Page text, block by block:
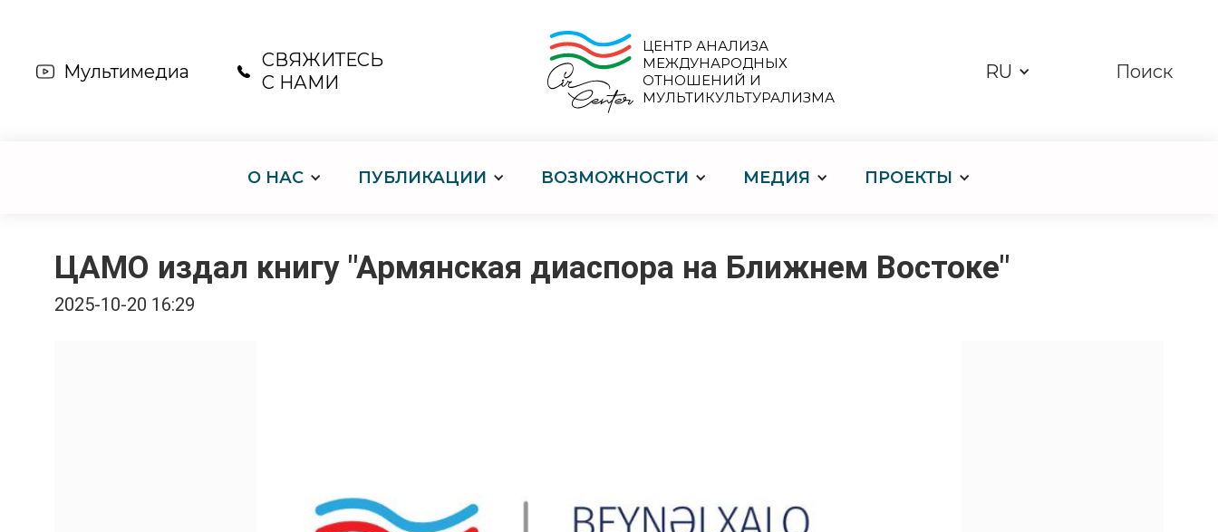
Мультимедиа
СВЯЖИТЕСЬ
С НАМИ
ЦЕНТР АНАЛИЗА
МЕЖДУНАРОДНЫХ
ОТНОШЕНИЙ И
МУЛЬТИКУЛЬТУРАЛИЗМА
RU Поиск
О НАС ПУБЛИКАЦИИ ВОЗМОЖНОСТИ МЕДИЯ ПРОЕКТЫ
ЦАМО издал книгу "Армянская диаспора на Ближнем Востоке"
2025-10-20 16:29